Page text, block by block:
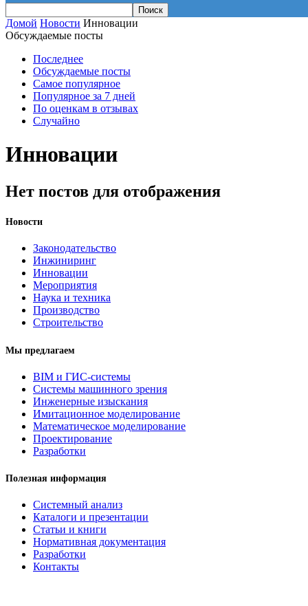
Домой Новости Инновации
Обсуждаемые посты
Последнее
Обсуждаемые посты
Самое популярное
Популярное за 7 дней
По оценкам в отзывах
Случайно
Инновации
Нет постов для отображения
Новости
Законодательство
Инжиниринг
Инновации
Мероприятия
Наука и техника
Производство
Строительство
Мы предлагаем
BIM и ГИС-системы
Системы машинного зрения
Инженерные изыскания
Имитационное моделирование
Математическое моделирование
Проектирование
Разработки
Полезная информация
Системный анализ
Каталоги и презентации
Статьи и книги
Нормативная документация
Разработки
Контакты